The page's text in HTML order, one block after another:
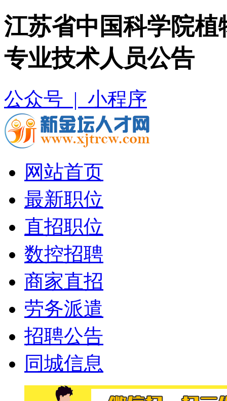
江苏省中国科学院植
专业技术人员公告
公众号 | 小程序
网站首页
最新职位
直招职位
数控招聘
商家直招
劳务派遣
招聘公告
同城信息